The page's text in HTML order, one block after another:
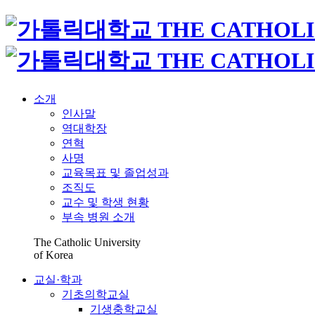
소개
인사말
역대학장
연혁
사명
교육목표 및 졸업성과
조직도
교수 및 학생 현황
부속 병원 소개
The Catholic University
of Korea
교실·학과
기초의학교실
기생충학교실